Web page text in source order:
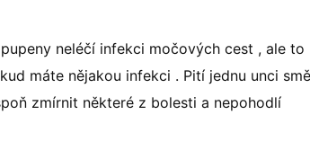
neléčí infekci močových cest , ale to
máte nějakou infekci . Pití jednu unci
zmírnit některé z bolesti a nepohodlí